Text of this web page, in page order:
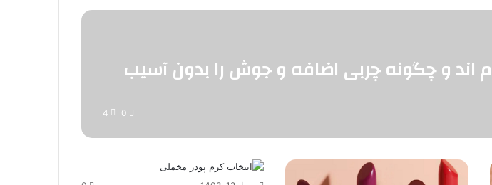
و چگونه چربی اضافه و جوش را بدون آسیب
0
4